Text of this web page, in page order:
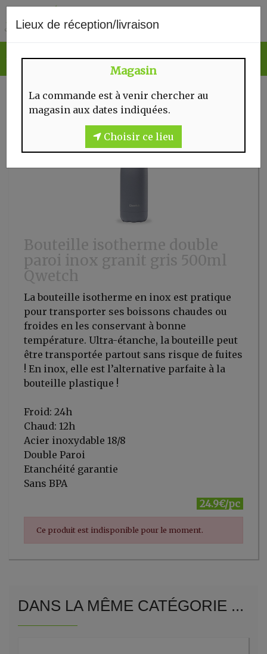
Lieux de réception/livraison
Magasin
La commande est à venir chercher au
magasin aux dates indiquées.
Choisir ce lieu
Bouteille isotherme double
paroi inox granit gris 500ml
Qwetch
La bouteille isotherme en inox est pratique
pour transporter ses boissons chaudes ou
froides en les conservant à bonne
température. Ultra-étanche, la bouteille peut
être transportée partout sans risque de fuites
! En inox, elle est l’alternative parfaite à la
bouteille plastique !
Froid: 24h
Chaud: 12h
Acier inoxydable 18/8
Double Paroi
Etanchéité garantie
Sans BPA
24.9€/pc
Ce produit est indisponible pour le moment.
DANS LA MÊME CATÉGORIE ...